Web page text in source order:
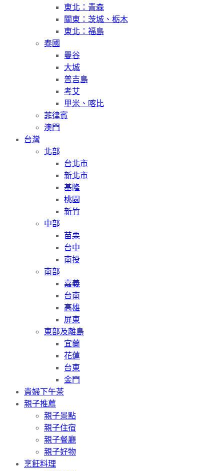
東北：青森
關東：茨城、栃木
東北：福島
泰國
曼谷
大城
普吉島
考艾
甲米、喀比
菲律賓
澳門
台灣
北部
台北市
新北市
基隆
桃園
新竹
中部
苗栗
台中
南投
南部
嘉義
台南
高雄
屏東
東部及離島
宜蘭
花蓮
台東
金門
貴婦下午茶
親子推薦
親子景點
親子住宿
親子餐廳
親子好物
烹飪料理